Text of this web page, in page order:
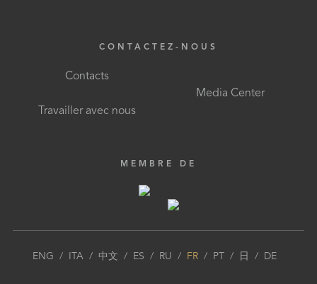
CONTACTEZ-NOUS
Contacts
Travailler avec nous
Media Center
MEMBRE DE
ENG / ITA/ 中文 / ES / RU / FR/ PT / 日 / DE